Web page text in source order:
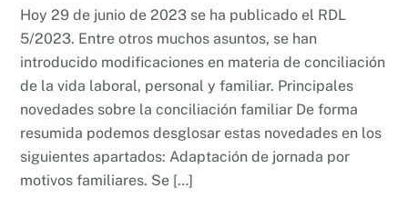
Hoy 29 de junio de 2023 se ha publicado el RDL
5/2023. Entre otros muchos asuntos, se han
introducido modificaciones en materia de conciliación
de la vida laboral, personal y familiar. Principales
novedades sobre la conciliación familiar De forma
resumida podemos desglosar estas novedades en los
siguientes apartados: Adaptación de jornada por
motivos familiares. Se […]